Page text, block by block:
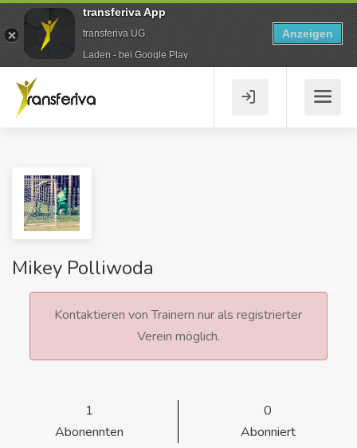
Mikey Polliwoda
Kontaktieren von Trainern nur als registrierter
Verein möglich.
1
Abonennten
0
Abonniert
transferiva App
transferiva UG
Laden - bei Google Play
Anzeigen